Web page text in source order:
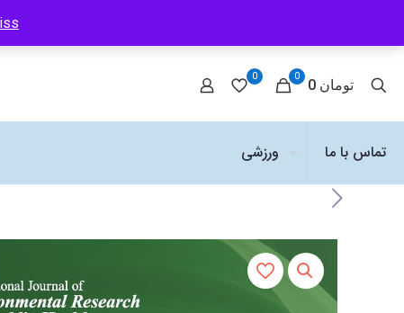
0 0
0 تومان
ورزشی تماس با ما